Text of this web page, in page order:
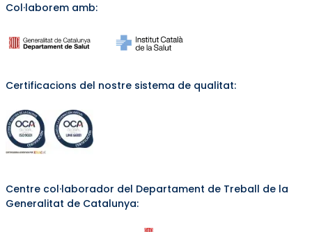
Col·laborem amb:
Certificacions del nostre sistema de qualitat:
Centre col·laborador del Departament de Treball de la
Generalitat de Catalunya: